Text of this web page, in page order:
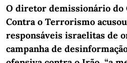
O diretor demissionário do
Contra o Terrorismo
responsáveis israelitas de
campanha de